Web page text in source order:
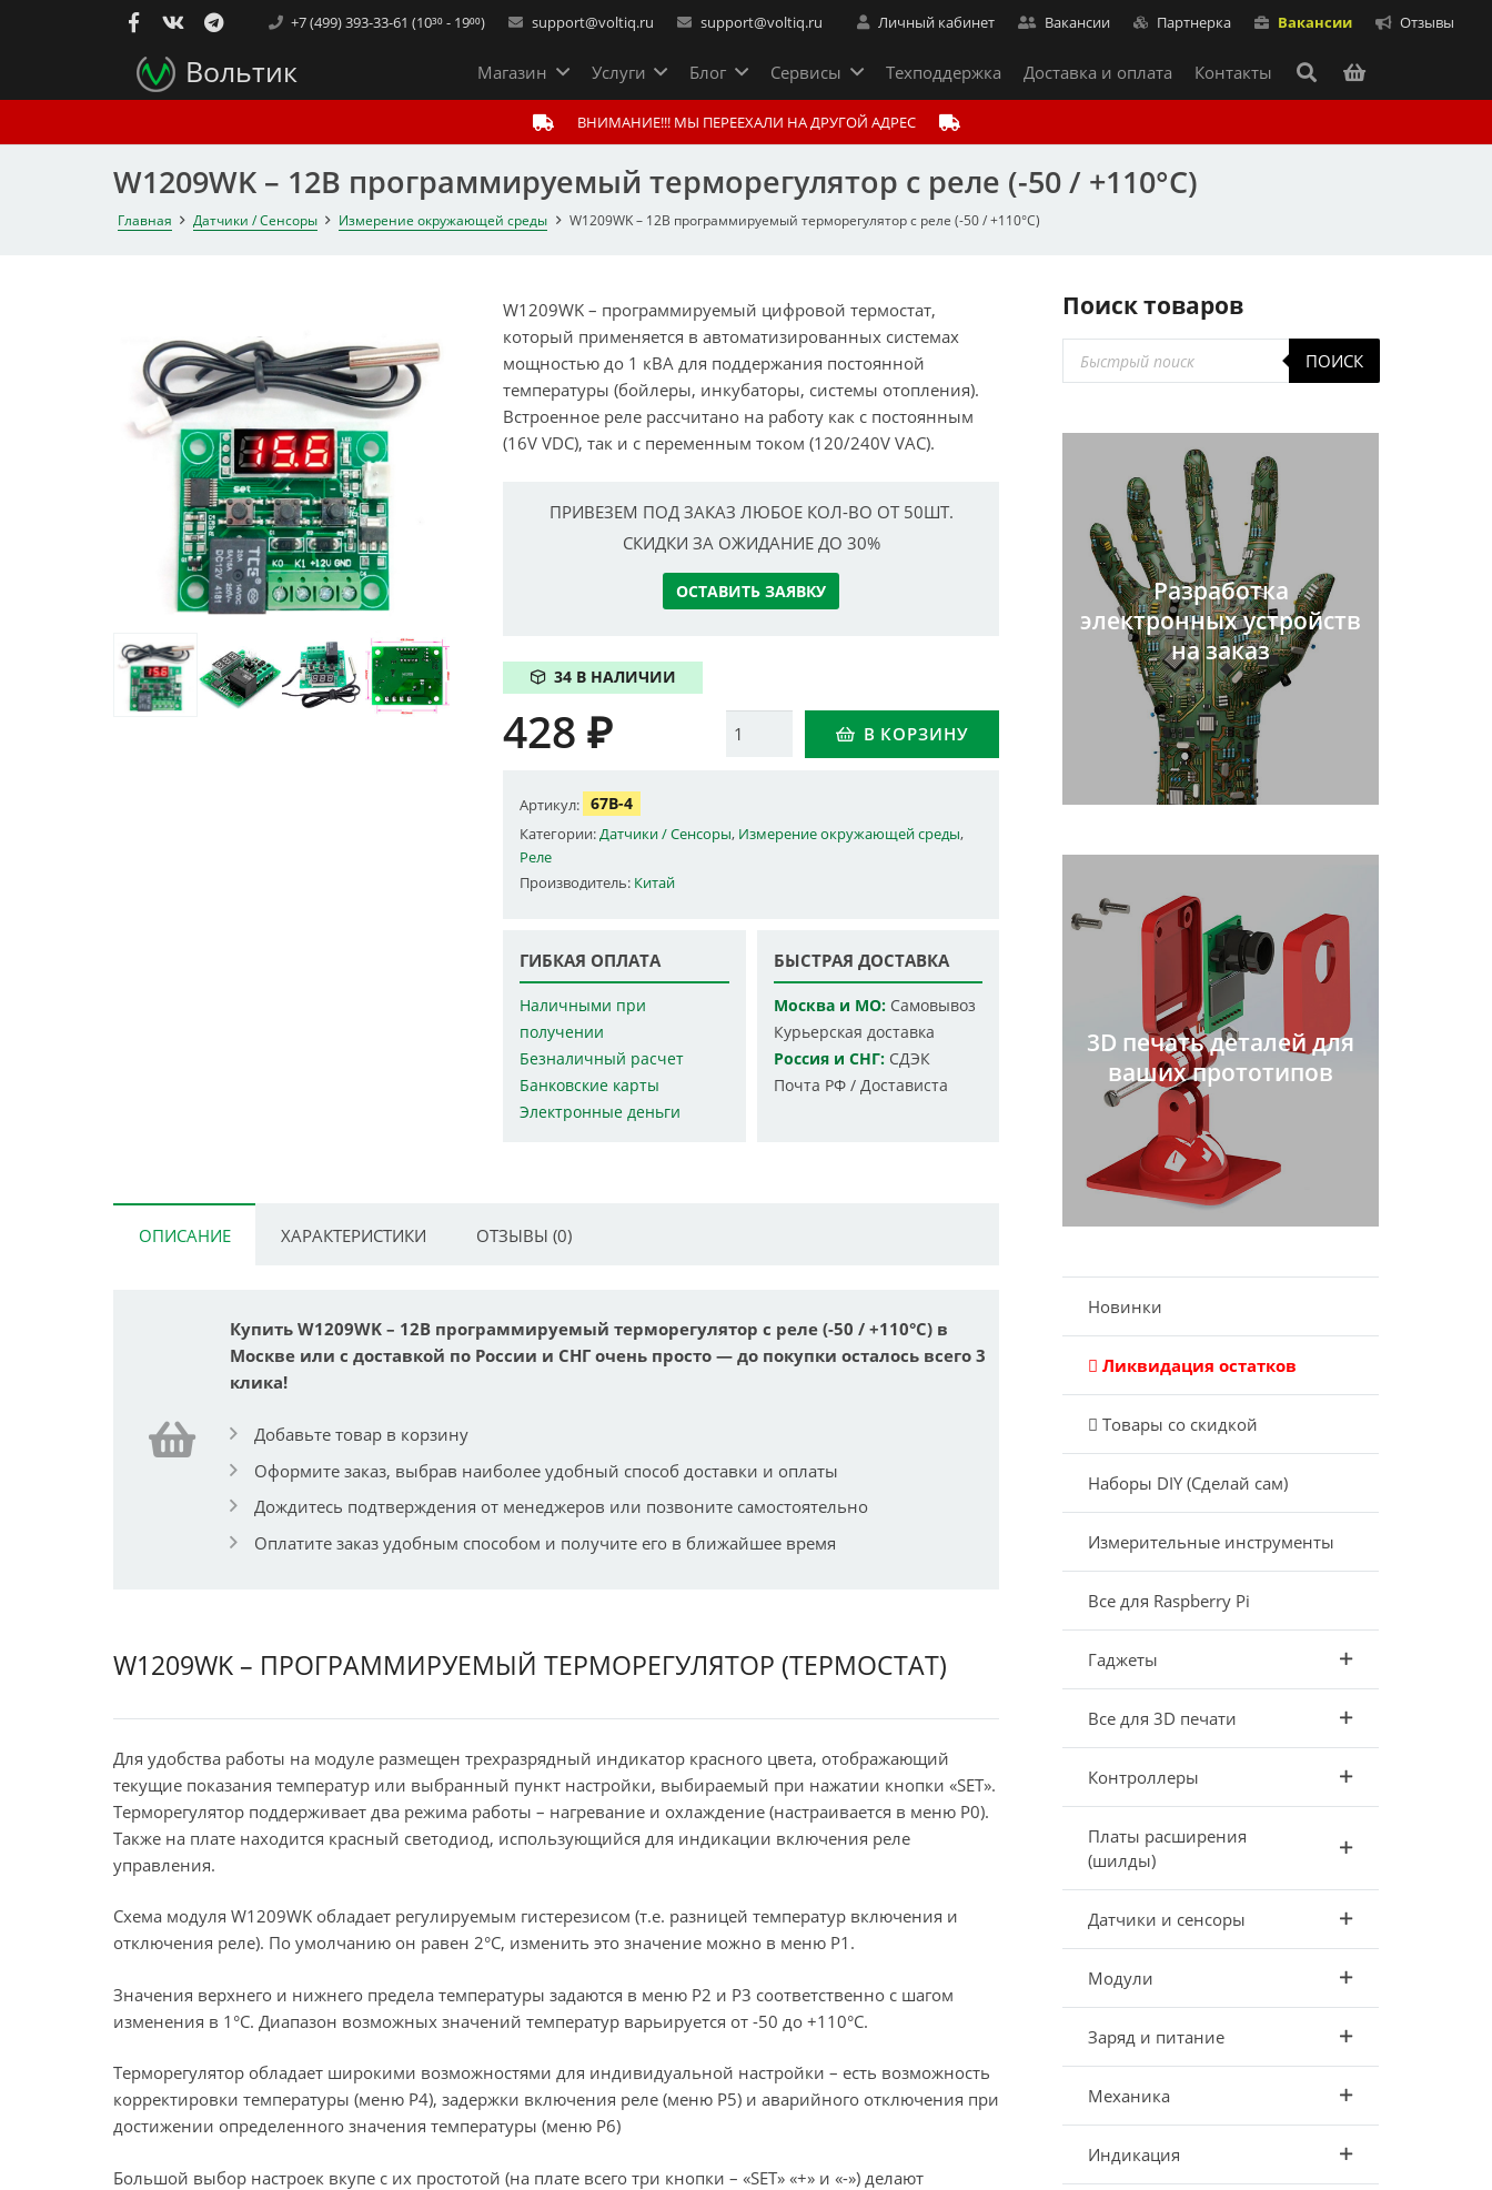
+7 (499) 393-33-61 (10³⁰ - 19⁰⁰) support@voltiq.ru support@voltiq.ru Личный кабинет Вакансии Партнерка Вакансии Отзывы
Вольтик Магазин Услуги Блог Сервисы Техподдержка Доставка и оплата Контакты
ВНИМАНИЕ!!! МЫ ПЕРЕЕХАЛИ НА ДРУГОЙ АДРЕС
W1209WK – 12В программируемый терморегулятор с реле (-50 / +110°C)
Главная Датчики / Сенсоры Измерение окружающей среды W1209WK – 12В программируемый терморегулятор с реле (-50 / +110°C)
W1209WK – программируемый цифровой термостат,
который применяется в автоматизированных системах
мощностью до 1 кВА для поддержания постоянной
температуры (бойлеры, инкубаторы, системы отопления).
Встроенное реле рассчитано на работу как с постоянным
(16V VDC), так и с переменным током (120/240V VAC).
ПРИВЕЗЕМ ПОД ЗАКАЗ ЛЮБОЕ КОЛ-ВО ОТ 50ШТ.
СКИДКИ ЗА ОЖИДАНИЕ ДО 30%
ОСТАВИТЬ ЗАЯВКУ
34 В НАЛИЧИИ
Количество В КОРЗИНУ
428₽
Артикул: 67B-4
Категории:Датчики / Сенсоры, Измерение окружающей среды,
Реле
Производитель: Китай
ГИБКАЯ ОПЛАТА
Наличными при
получении
Безналичный расчет
Банковские карты
Электронные деньги
БЫСТРАЯ ДОСТАВКА
Москва и МО:Самовывоз
Курьерская доставка
Россия и СНГ:СДЭК
Почта РФ / Достависта
ОПИСАНИЕ ХАРАКТЕРИСТИКИ ОТЗЫВЫ (0)
Купить W1209WK – 12В программируемый терморегулятор с реле (-50 / +110°C) в
Москве или с доставкой по России и СНГ очень просто — до покупки осталось всего 3
клика!
Добавьте товар в корзину
Оформите заказ, выбрав наиболее удобный способ доставки и оплаты
Дождитесь подтверждения от менеджеров или позвоните самостоятельно
Оплатите заказ удобным способом и получите его в ближайшее время
W1209WK – ПРОГРАММИРУЕМЫЙ ТЕРМОРЕГУЛЯТОР (ТЕРМОСТАТ)
Для удобства работы на модуле размещен трехразрядный индикатор красного цвета, отображающий
текущие показания температур или выбранный пункт настройки, выбираемый при нажатии кнопки «SET».
Терморегулятор поддерживает два режима работы – нагревание и охлаждение (настраивается в меню P0).
Также на плате находится красный светодиод, использующийся для индикации включения реле
управления.
Схема модуля W1209WK обладает регулируемым гистерезисом (т.е. разницей температур включения и
отключения реле). По умолчанию он равен 2°C, изменить это значение можно в меню P1.
Значения верхнего и нижнего предела температуры задаются в меню P2 и P3 соответственно с шагом
изменения в 1°C. Диапазон возможных значений температур варьируется от -50 до +110°C.
Терморегулятор обладает широкими возможностями для индивидуальной настройки – есть возможность
корректировки температуры (меню P4), задержки включения реле (меню P5) и аварийного отключения при
достижении определенного значения температуры (меню P6)
Большой выбор настроек вкупе с их простотой (на плате всего три кнопки – «SET» «+» и «-») делают
Поиск товаров
Поиск
товаров
ПОИСК
Разработка
электронных устройств
на заказ
3D печать деталей для
ваших прототипов
Новинки
Ликвидация остатков
Товары со скидкой
Наборы DIY (Сделай сам)
Измерительные инструменты
Все для Raspberry Pi
Гаджеты
Все для 3D печати
Контроллеры
Платы расширения
(шилды)
Датчики и сенсоры
Модули
Заряд и питание
Механика
Индикация